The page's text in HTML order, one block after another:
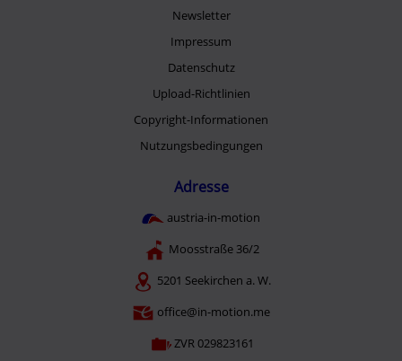
Newsletter
Impressum
Datenschutz
Upload-Richtlinien
Copyright-Informationen
Nutzungsbedingungen
Adresse
austria-in-motion
Moosstraße 36/2
5201 Seekirchen a. W.
office@in-motion.me
ZVR 029823161